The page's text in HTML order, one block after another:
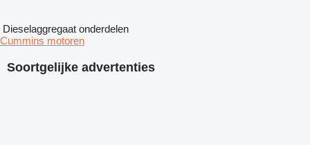
Soortgelijke advertenties
Dieselaggregaat onderdelen
Cummins motoren